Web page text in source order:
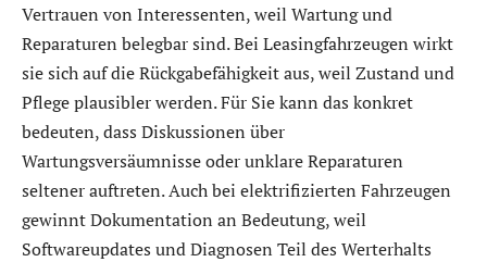
Vertrauen von Interessenten, weil Wartung und
Reparaturen belegbar sind. Bei Leasingfahrzeugen wirkt
sie sich auf die Rückgabefähigkeit aus, weil Zustand und
Pflege plausibler werden. Für Sie kann das konkret
bedeuten, dass Diskussionen über
Wartungsversäumnisse oder unklare Reparaturen
seltener auftreten. Auch bei elektrifizierten Fahrzeugen
gewinnt Dokumentation an Bedeutung, weil
Softwareupdates und Diagnosen Teil des Werterhalts